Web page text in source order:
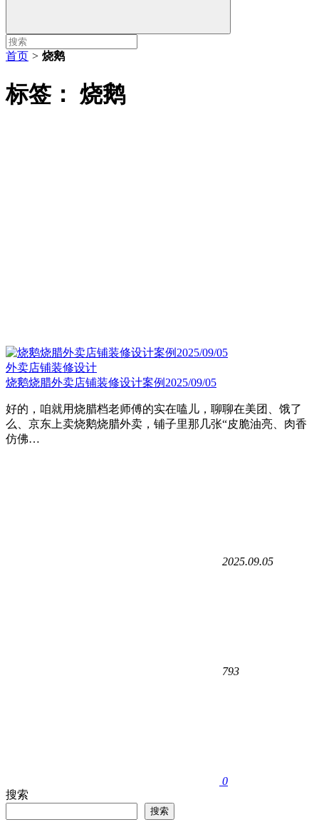
首页 > 烧鹅
标签： 烧鹅
外卖店铺装修设计
烧鹅烧腊外卖店铺装修设计案例2025/09/05
好的，咱就用烧腊档老师傅的实在嗑儿，聊聊在美团、饿了
么、京东上卖烧鹅烧腊外卖，铺子里那几张“皮脆油亮、肉香
仿佛…
2025.09.05
793
0
搜索
搜索